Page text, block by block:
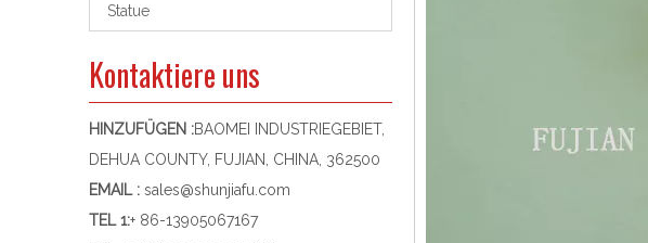
Statue
Kontaktiere uns
HINZUFÜGEN :BAOMEI INDUSTRIEGEBIET,
DEHUA COUNTY, FUJIAN, CHINA, 362500
EMAIL : sales@shunjiafu.com
TEL 1:+ 86-13905067167